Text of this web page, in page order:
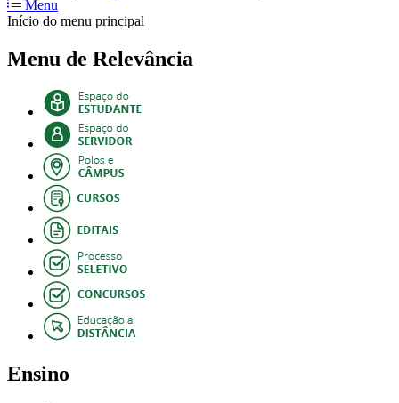
Menu
Início do menu principal
Menu de Relevância
Ensino